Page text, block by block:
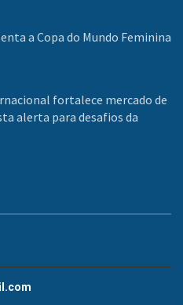
a Copa do Mundo Feminina
fortalece mercado de
alerta para desafios da